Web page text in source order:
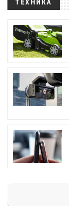
ТЕХНИКА